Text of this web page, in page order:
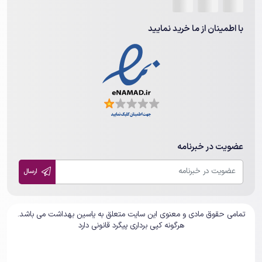
با اطمینان از ما خرید نمایید
عضویت در خبرنامه
تمامی حقوق مادی و معنوی این سایت متعلق به یاسین بهداشت می باشد.
هرگونه کپی برداری پیگرد قانونی دارد